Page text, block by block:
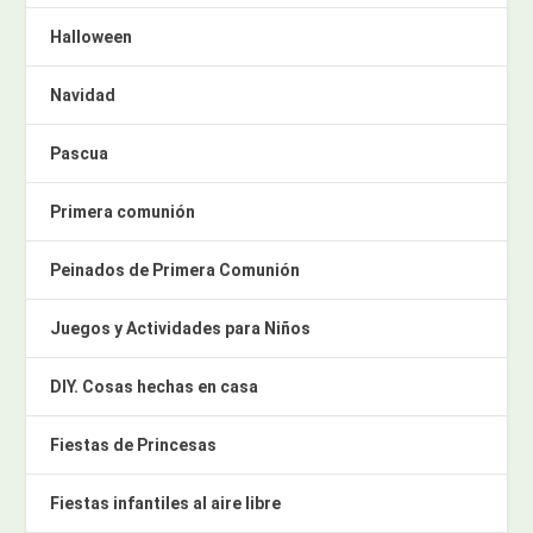
Halloween
Navidad
Pascua
Primera comunión
Peinados de Primera Comunión
Juegos y Actividades para Niños
DIY. Cosas hechas en casa
Fiestas de Princesas
Fiestas infantiles al aire libre